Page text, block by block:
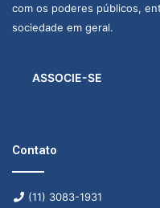
com os poderes públicos,
sociedade em geral.
ASSOCIE-SE
Contato
(11) 3083-1931